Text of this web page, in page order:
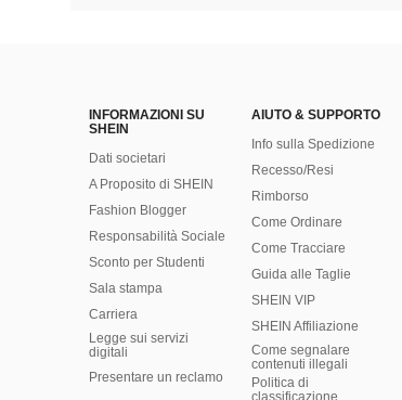
INFORMAZIONI SU
SHEIN
Dati societari
A Proposito di SHEIN
Fashion Blogger
Responsabilità Sociale
Sconto per Studenti
Sala stampa
Carriera
Legge sui servizi
digitali
Presentare un reclamo
AIUTO & SUPPORTO
Info sulla Spedizione
Recesso/Resi
Rimborso
Come Ordinare
Come Tracciare
Guida alle Taglie
SHEIN VIP
SHEIN Affiliazione
Come segnalare
contenuti illegali
Politica di
classificazione